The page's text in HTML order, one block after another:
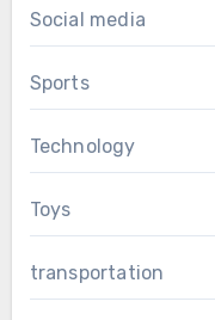
Social media
Sports
Technology
Toys
transportation